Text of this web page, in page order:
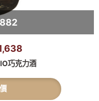
巧克力酒